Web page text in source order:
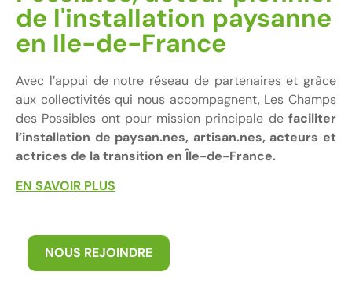
de l'installation paysanne
en Ile-de-France
Avec l’appui de notre réseau de partenaires et grâce
aux collectivités qui nous accompagnent, Les Champs
des Possibles ont pour mission principale de faciliter
l’installation de paysan.nes, artisan.nes, acteurs et
actrices de la transition en Île-de-France.
EN SAVOIR PLUS
NOUS REJOINDRE